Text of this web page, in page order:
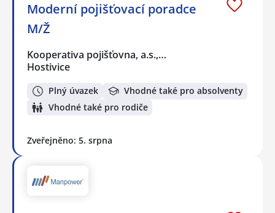
Moderní pojišťovací poradce
M/Ž
Kooperativa pojišťovna, a.s.,…
Hostivice
Plný úvazek
Vhodné také pro absolventy
Vhodné také pro rodiče
Zveřejněno: 5. srpna